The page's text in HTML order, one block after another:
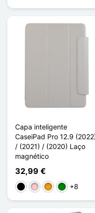
Capa inteligente
CaseiPad Pro 12.9
/ (2021) / (2020) Laço
magnético
32,99 €
PretoRosaLaranjaVerde
+8